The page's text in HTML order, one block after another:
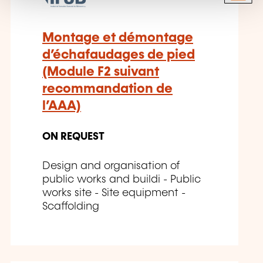
Montage et démontage
d’échafaudages de pied
(Module F2 suivant
recommandation de
l’AAA)
ON REQUEST
Design and organisation of
public works and buildi - Public
works site - Site equipment -
Scaffolding